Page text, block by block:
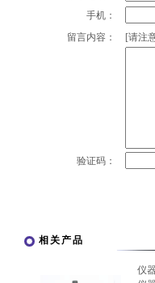
手机：
留言内容：
[请注
验证码：
相关产品
仪